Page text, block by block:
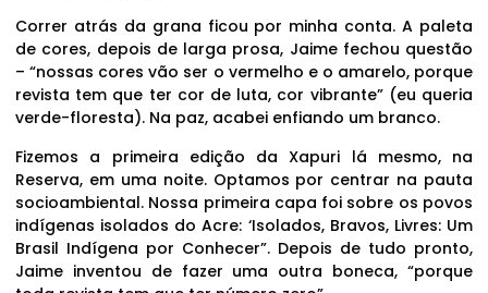
Correr atrás da grana ficou por minha conta. A paleta
de cores, depois de larga prosa, Jaime fechou questão
– “nossas cores vão ser o vermelho e o amarelo, porque
revista tem que ter cor de luta, cor vibrante” (eu queria
verde-floresta). Na paz, acabei enfiando um branco.
Fizemos a primeira edição da Xapuri lá mesmo, na
Reserva, em uma noite. Optamos por centrar na pauta
socioambiental. Nossa primeira capa foi sobre os povos
indígenas isolados do Acre: ‘Isolados, Bravos, Livres: Um
Brasil Indígena por Conhecer”. Depois de tudo pronto,
Jaime inventou de fazer uma outra boneca, “porque